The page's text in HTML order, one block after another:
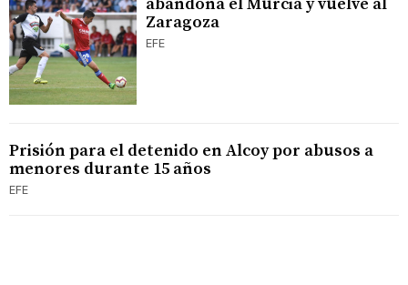
abandona el Murcia y vuelve al
Zaragoza
EFE
Prisión para el detenido en Alcoy por abusos a
menores durante 15 años
EFE